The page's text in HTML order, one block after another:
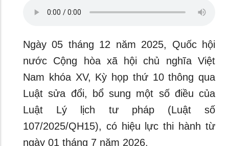
Ngày 05 tháng 12 năm 2025, Quốc hội
nước Cộng hòa xã hội chủ nghĩa Việt
Nam khóa XV, Kỳ họp thứ 10 thông qua
Luật sửa đổi, bổ sung một số điều của
Luật Lý lịch tư pháp (Luật số
107/2025/QH15), có hiệu lực thi hành từ
ngày 01 tháng 7 năm 2026.